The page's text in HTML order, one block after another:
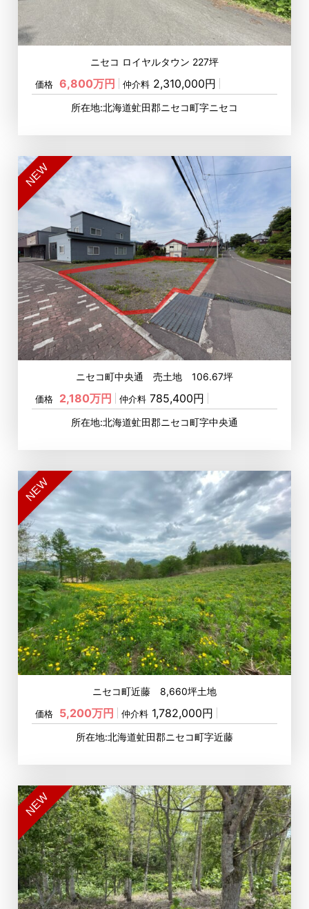
ニセコ ロイヤルタウン 227坪
価格 6,800万円 仲介料 2,310,000円
所在地:北海道虻田郡ニセコ町字ニセコ
NEW
ニセコ町中央通 売土地 106.67坪
価格 2,180万円 仲介料 785,400円
所在地:北海道虻田郡ニセコ町字中央通
NEW
ニセコ町近藤 8,660坪土地
価格 5,200万円 仲介料 1,782,000円
所在地:北海道虻田郡ニセコ町字近藤
NEW